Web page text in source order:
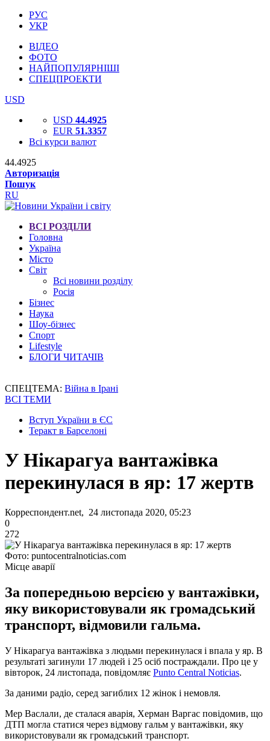
РУС
УКР
ВІДЕО
ФОТО
НАЙПОПУЛЯРНІШІ
СПЕЦПРОЕКТИ
USD
USD 44.4925
EUR 51.3357
Всі курси валют
44.4925
Авторизація
Пошук
RU
ВСІ РОЗДІЛИ
Головна
Україна
Місто
Світ
Всі новини розділу
Росія
Бізнес
Наука
Шоу-бізнес
Спорт
Lifestyle
БЛОГИ ЧИТАЧІВ
СПЕЦТЕМА: Війна в Ірані
ВСІ ТЕМИ
Вступ України в ЄС
Теракт в Барселоні
У Нікарагуа вантажівка
перекинулася в яр: 17 жертв
Корреспондент.net, 24 листопада 2020, 05:23
0
272
Фото: puntocentralnoticias.com
Місце аварії
За попередньою версією у вантажівки,
яку використовували як громадський
транспорт, відмовили гальма.
У Нікарагуа вантажівка з людьми перекинулася і впала у яр. В
результаті загинули 17 людей і 25 осіб постраждали. Про це у
вівторок, 24 листопада, повідомляє Punto Central Noticias.
За даними радіо, серед загиблих 12 жінок і немовля.
Мер Васлали, де сталася аварія, Херман Варгас повідомив, що
ДТП могла статися через відмову гальм у вантажівки, яку
використовували як громадський транспорт.